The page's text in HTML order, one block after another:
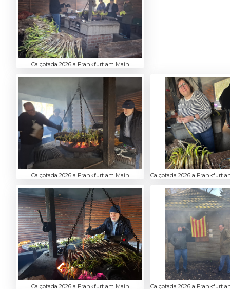
Calçotada 2026 a Frankfurt am Main
Calçotada 2026 a Frankfurt am Main Calçotada 2026 a Frankfurt
Calçotada 2026 a Frankfurt am Main Calçotada 2026 a Frankfurt